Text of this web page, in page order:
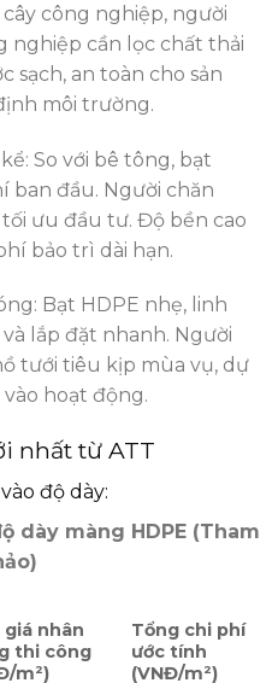
công nghiệp, người
nghiệp cần lọc chất thải
sạch, an toàn cho sản
môi trường.
So với bê tông, bạt
ban đầu. Người chăn
tối ưu đầu tư. Độ bền cao
bảo trì dài hạn.
Bạt HDPE nhẹ, linh
lắp đặt nhanh. Người
tưới tiêu kịp mùa vụ, dự
hoạt động.
nhất từ ATT
độ dày:
dày màng HDPE (Tham
nhân
thi công
m²)
Tổng chi phí
ước tính
(VNĐ/m²)